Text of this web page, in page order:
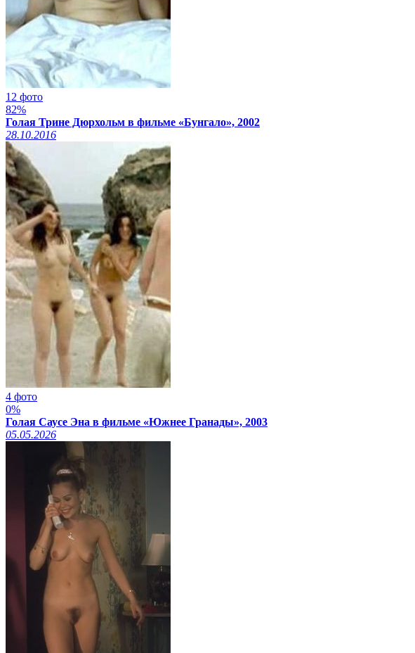
12 фото
82%
Голая Трине Дюрхольм в фильме «Бунгало», 2002
28.10.2016
4 фото
0%
Голая Саусе Эна в фильме «Южнее Гранады», 2003
05.05.2026